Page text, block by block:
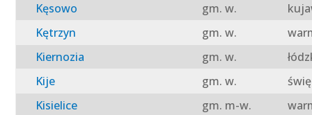
Kęsowo
gm. w.
Kętrzyn
gm. w.
Kiernozia
gm. w.
Kije
gm. w.
Kisielice
gm. m-w.